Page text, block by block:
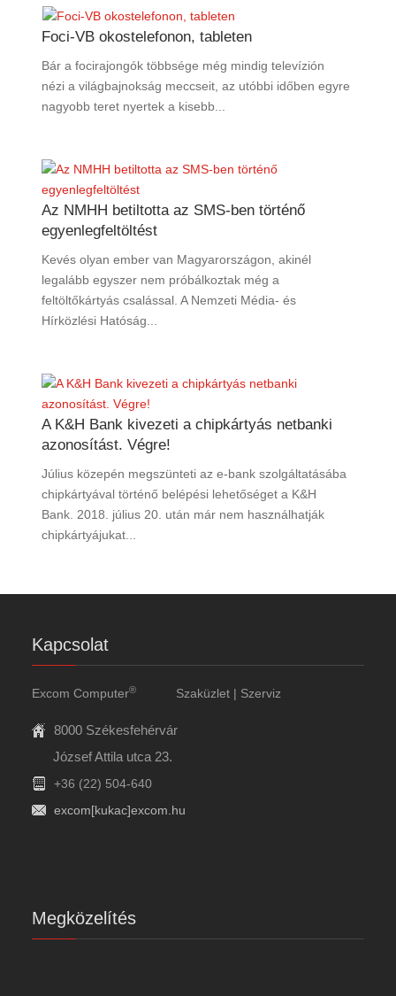
Foci-VB okostelefonon, tableten
Bár a focirajongók többsége még mindig televízión
nézi a világbajnokság meccseit, az utóbbi időben egyre
nagyobb teret nyertek a kisebb...
Az NMHH betiltotta az SMS-ben történő
egyenlegfeltöltést
Kevés olyan ember van Magyarországon, akinél
legalább egyszer nem próbálkoztak még a
feltöltőkártyás csalással. A Nemzeti Média- és
Hírközlési Hatóság...
A K&H Bank kivezeti a chipkártyás netbanki
azonosítást. Végre!
Július közepén megszünteti az e-bank szolgáltatásába
chipkártyával történő belépési lehetőséget a K&H
Bank. 2018. július 20. után már nem használhatják
chipkártyájukat...
Kapcsolat
Excom Computer® Szaküzlet | Szerviz
8000 Székesfehérvár
József Attila utca 23.
+36 (22) 504-640
excom[kukac]excom.hu
Megközelítés